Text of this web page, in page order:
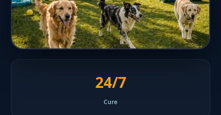
24/7
Cure